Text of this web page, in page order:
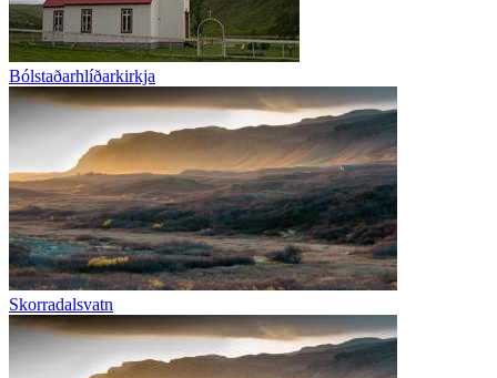
Bólstaðarhlíðarkirkja
Skorradalsvatn